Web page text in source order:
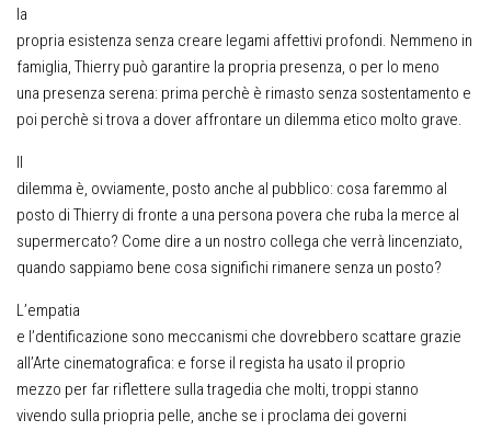
la
propria esistenza senza creare legami affettivi profondi. Nemmeno in
famiglia, Thierry può garantire la propria presenza, o per lo meno
una presenza serena: prima perchè è rimasto senza sostentamento e
poi perchè si trova a dover affrontare un dilemma etico molto grave.
dilemma è, ovviamente, posto anche al pubblico: cosa faremmo al
posto di Thierry di fronte a una persona povera che ruba la merce al
supermercato? Come dire a un nostro collega che verrà lincenziato,
quando sappiamo bene cosa significhi rimanere senza un posto?
L’empatia
e l’dentificazione sono meccanismi che dovrebbero scattare grazie
all’Arte cinematografica: e forse il regista ha usato il proprio
mezzo per far riflettere sulla tragedia che molti, troppi stanno
vivendo sulla priopria pelle, anche se i proclama dei governi